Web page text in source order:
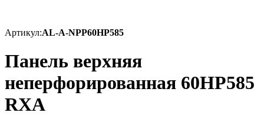
Артикул:AL-A-NPP60HP585
Панель верхняя
неперфорированная 60HP585
RXA